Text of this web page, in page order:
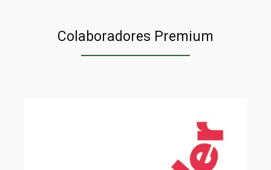
Colaboradores Premium